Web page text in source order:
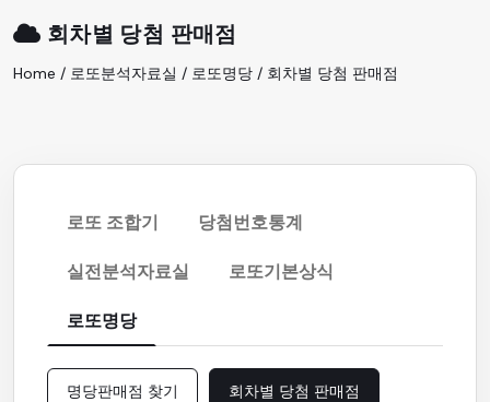
회차별 당첨 판매점
Home / 로또분석자료실 / 로또명당 / 회차별 당첨 판매점
로또 조합기
당첨번호통계
실전분석자료실
로또기본상식
로또명당
명당판매점 찾기 회차별 당첨 판매점
갤러리 & 동영상